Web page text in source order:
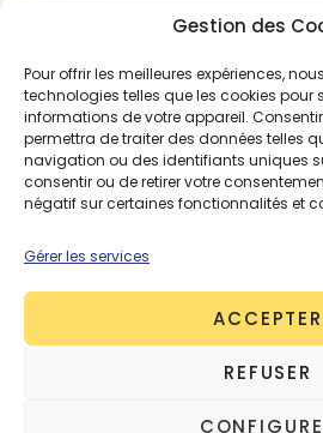
Gestion des
Pour offrir les meilleures expériences,
technologies telles que les cookies
informations de votre appareil.
permettra de traiter des données telles
navigation ou des identifiants uniques
consentir ou de retirer votre
négatif sur certaines fonctionnalités et
Gérer les services
ACCEPTER
REFUSER
SE CONNECTER
OPEN EDITORIAL